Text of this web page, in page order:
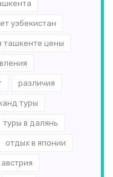
узбекистан
ташкенте цены
различия
туры
туры в далянь
отдых в японии
австрия